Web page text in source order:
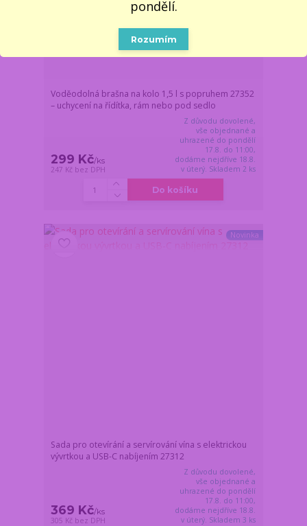
Voděodolná brašna na kolo 1,5 l s popruhem 27352
– uchycení na řídítka, rám nebo pod sedlo
299 Kč/ks
247 Kč bez DPH
Z důvodu dovolené,
vše objednané a
uhrazené do pondělí
17.8. do 11:00,
dodáme nejdříve 18.8.
v úterý. Skladem 2 ks
Do košíku
Novinka
Sada pro otevírání a servírování vína s elektrickou
vývrtkou a USB-C nabíjením 27312
369 Kč/ks
305 Kč bez DPH
Z důvodu dovolené,
vše objednané a
uhrazené do pondělí
17.8. do 11:00,
dodáme nejdříve 18.8.
v úterý. Skladem 3 ks
pondělí.
Rozumím